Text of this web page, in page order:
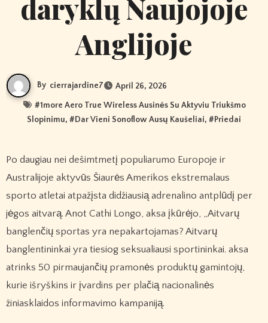
daryklų Naujojoje
Anglijoje
By cierrajardine7 April 26, 2026
#1more Aero True Wireless Ausinės Su Aktyviu Triukšmo
Slopinimu, #Dar Vieni Sonoflow Ausų Kaušeliai, #Priedai
Po daugiau nei dešimtmetį populiarumo Europoje ir
Australijoje aktyvūs Šiaurės Amerikos ekstremalaus
sporto atletai atpažįsta didžiausią adrenalino antplūdį per
jėgos aitvarą. Anot Cathi Longo, aksa įkūrėjo, „Aitvarų
banglenčių sportas yra nepakartojamas? Aitvarų
banglentininkai yra tiesiog seksualiausi sportininkai. aksa
atrinks 50 pirmaujančių pramonės produktų gamintojų,
kurie išryškins ir įvardins per plačią nacionalinės
žiniasklaidos informavimo kampaniją.